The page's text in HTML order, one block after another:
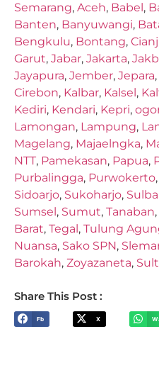
Semarang, Aceh, Babel,
Banten, Banyuwangi,
Bengkulu, Bontang,
Garut, Jabar, Jakarta,
Jayapura, Jember, Jepara,
Cirebon, Kalbar, Kalsel,
Kediri, Kendari, Kepri,
Lamongan, Lampung,
Magelang, Majaelngka,
NTT, Pamekasan, Papua,
Purbalingga, Purwokerto,
Sidoarjo, Sukoharjo,
Sumsel, Sumut, Tanaban,
Barat, Tegal, Tulung
Nuansa, Sako SPN,
Barokah, Zoyazaneta,
Share This Post :
Fb X